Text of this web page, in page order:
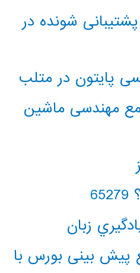
شونده در
پایتون در متلب
مهندسی ماشین
زبان
پیش بینی بورس با